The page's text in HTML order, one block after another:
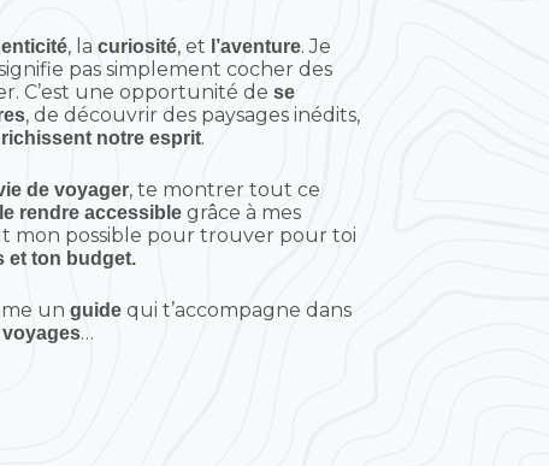
, la curiosité, et l’aventure. Je
pas simplement cocher des
C’est une opportunité de se
, de découvrir des paysages inédits,
notre esprit.
de voyager, te montrer tout ce
le rendre accessiblegrâce à mes
mon possible pour trouver pour toi
et ton budget.
un guide qui t’accompagne dans
…